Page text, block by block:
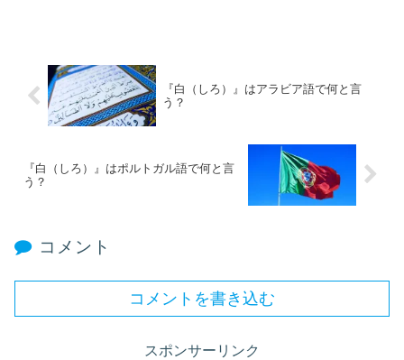
『白（しろ）』はアラビア語で何と言
う？
『白（しろ）』はポルトガル語で何と言
う？
コメント
コメントを書き込む
スポンサーリンク